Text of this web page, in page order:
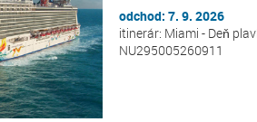
odchod: 7. 9. 2026
itinerár: Miami - Deň
NU295005260911